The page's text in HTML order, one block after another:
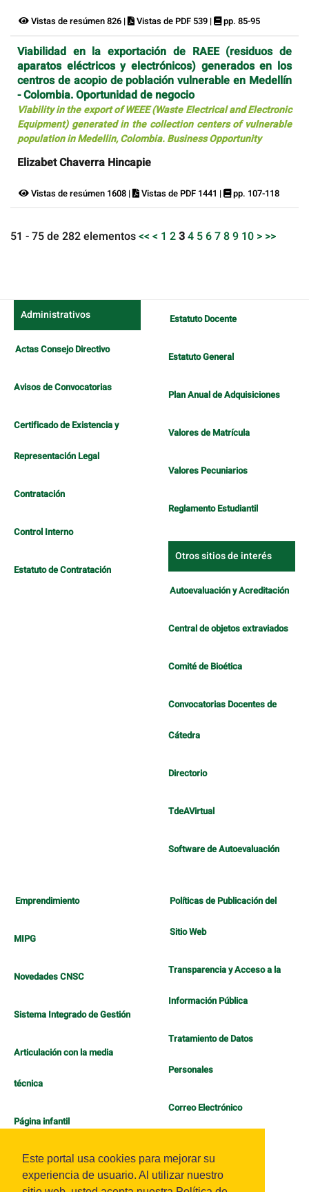
Este portal usa cookies para mejorar su
experiencia de usuario. Al utilizar nuestro
Vistas de resúmen 826 | Vistas de PDF 539 | pp. 85-95
Viabilidad en la exportación de RAEE (residuos de
aparatos eléctricos y electrónicos) generados en los
centros de acopio de población vulnerable en Medellín
- Colombia. Oportunidad de negocio
Viability in the export of WEEE (Waste Electrical and Electronic
Equipment) generated in the collection centers of vulnerable
population in Medellin, Colombia. Business Opportunity
Elizabet Chaverra Hincapie
Vistas de resúmen 1608 | Vistas de PDF 1441 | pp. 107-118
51 - 75 de 282 elementos<< < 1 234 56789 10 > >>
Administrativos
Actas Consejo Directivo
Avisos de Convocatorias
Certificado de Existencia y
Representación Legal
Contratación
Control Interno
Estatuto de Contratación
Estatuto Docente
Estatuto General
Plan Anual de Adquisiciones
Valores de Matrícula
Valores Pecuniarios
Reglamento Estudiantil
Otros sitios de interés
Autoevaluación y Acreditación
Central de objetos extraviados
Comité de Bioética
Convocatorias Docentes de
Cátedra
Directorio
TdeAVirtual
Software de Autoevaluación
Emprendimiento
MIPG
Novedades CNSC
Sistema Integrado de Gestión
Articulación con la media
técnica
Página infantil
Políticas de Publicación del
Sitio Web
Transparencia y Acceso a la
Información Pública
Tratamiento de Datos
Personales
Correo Electrónico